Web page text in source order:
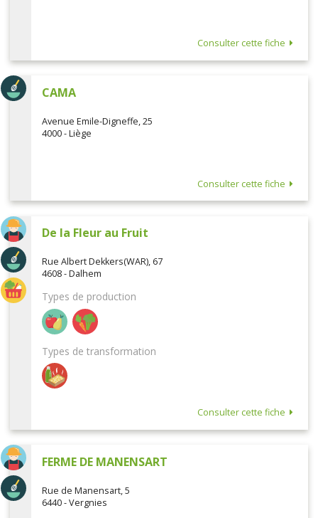
Consulter cette fiche
CAMA
Avenue Emile-Digneffe, 25
4000 - Liège
Consulter cette fiche
De la Fleur au Fruit
Rue Albert Dekkers(WAR), 67
4608 - Dalhem
Types de production
Types de transformation
Consulter cette fiche
FERME DE MANENSART
Rue de Manensart, 5
6440 - Vergnies